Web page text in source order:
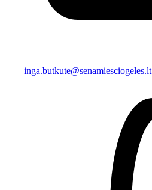
inga.butkute@senamiesciogeles.lt